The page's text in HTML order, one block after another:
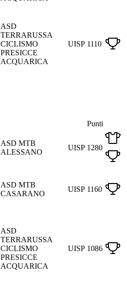
ASD
TERRARUSSA
CICLISMO
PRESICCE
ACQUARICA
UISP 1110
Punti
ASD MTB
ALESSANO
UISP 1280
ASD MTB
CASARANO
UISP 1160
ASD
TERRARUSSA
CICLISMO
PRESICCE
ACQUARICA
UISP 1086